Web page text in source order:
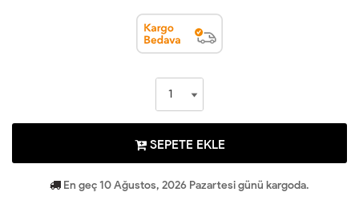
SEPETE EKLE
En geç 10 Ağustos, 2026 Pazartesi günü kargoda.